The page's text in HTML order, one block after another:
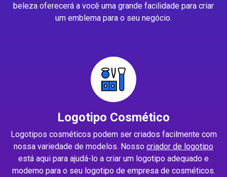
beleza oferecerá a você uma grande facilidade para criar
um emblema para o seu negócio.
Logotipo Cosmético
Logotipos cosméticos podem ser criados facilmente com
nossa variedade de modelos. Nosso criador de logotipo
está aqui para ajudá-lo a criar um logotipo adequado e
moderno para o seu logotipo de empresa de cosméticos.